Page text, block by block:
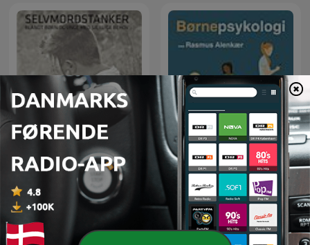
Selvmordstanker blandt
børn og unge
Børnepsykologi